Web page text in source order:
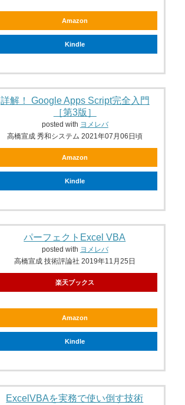
Amazon
Kindle
詳解！ Google Apps Script完全入門
［第3版］
posted with ヨメレバ
高橋宣成 秀和システム 2021年07月06日頃
Amazon
Kindle
パーフェクトExcel VBA
posted with ヨメレバ
高橋宣成 技術評論社 2019年11月25日
楽天ブックス
Amazon
Kindle
ExcelVBAを実務で使い倒す技術